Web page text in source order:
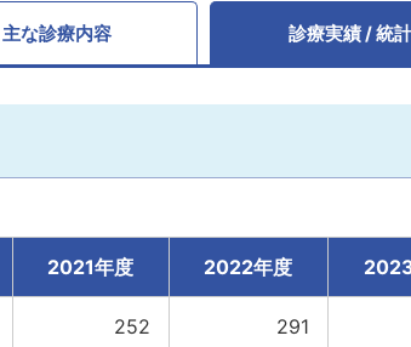
主な診療内容 診療実績 / 統
2021年度 2022年度
252 291